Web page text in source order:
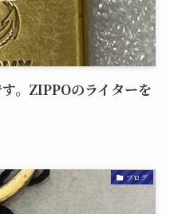
。ZIPPOのライターを
ブログ